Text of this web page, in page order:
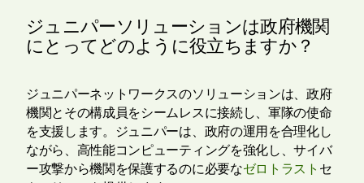
ジュニパーソリューションは政府機関
にとってどのように役立ちますか？
ジュニパーネットワークスのソリューションは、政府
機関とその構成員をシームレスに接続し、軍隊の使命
を支援します。ジュニパーは、政府の運用を合理化し
ながら、高性能コンピューティングを強化し、サイバ
ー攻撃から機関を保護するのに必要なゼロトラスト セ